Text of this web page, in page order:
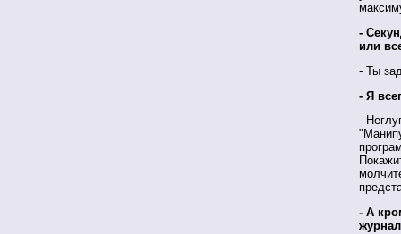
-
или
- Ты
- Я
-
- А